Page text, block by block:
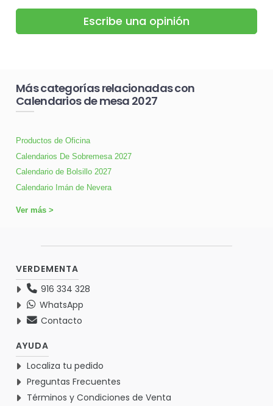
Escribe una opinión
Más categorías relacionadas con
Calendarios de mesa 2027
Productos de Oficina
Calendarios De Sobremesa 2027
Calendario de Bolsillo 2027
Calendario Imán de Nevera
Ver más >
VERDEMENTA
916 334 328
WhatsApp
Contacto
AYUDA
Localiza tu pedido
Preguntas Frecuentes
Términos y Condiciones de Venta